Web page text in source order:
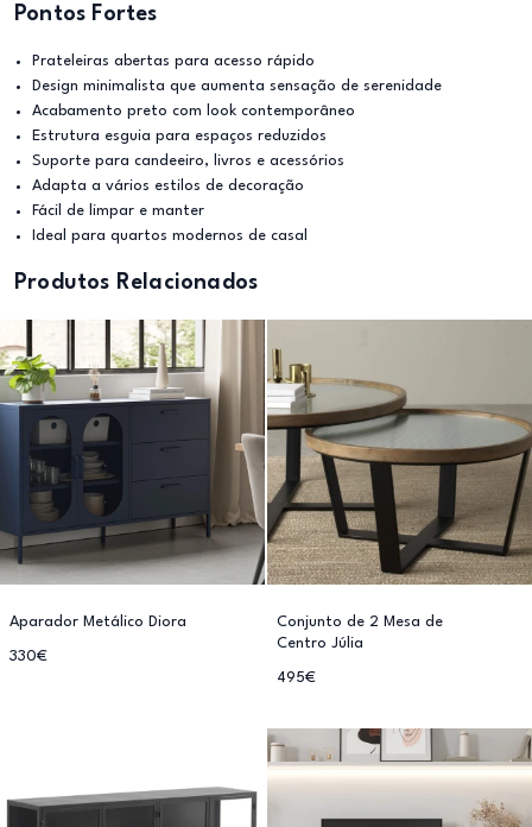
Pontos Fortes
Prateleiras abertas para acesso rápido
Design minimalista que aumenta sensação de serenidade
Acabamento preto com look contemporâneo
Estrutura esguia para espaços reduzidos
Suporte para candeeiro, livros e acessórios
Adapta a vários estilos de decoração
Fácil de limpar e manter
Ideal para quartos modernos de casal
Produtos Relacionados
Aparador Metálico Diora
330€
Conjunto de 2 Mesa de
Centro Júlia
495€